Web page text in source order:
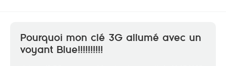
Pourquoi mon clé 3G allumé avec un
voyant Blue!!!!!!!!!!